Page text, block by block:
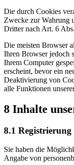
Die durch Cookies
Zwecke zur Wahrung
Dritter nach Art. 6
Die meisten Browser
Ihren Browser jedoch
Ihrem Computer
erscheint, bevor ein
Deaktivierung von
alle Funktionen
8 Inhalte
8.1 Registrierung
Sie haben die
Angabe von